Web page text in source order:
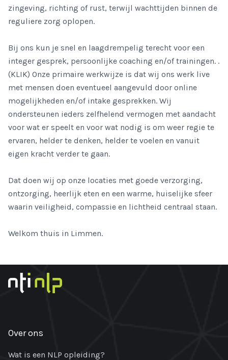
zingeving, richting of rust, terwijl wachttijden binnen de
reguliere zorg oplopen.
Bij ons kun je snel en laagdrempelig terecht voor een
integer gesprek, persoonlijke coaching en/of trainingen. .
(KLIK) Onze primaire werkwijze is dat wij ons werk live
met mensen doen eventueel aangevuld door online
mogelijkheden en/of intake gesprekken. Wij
ondersteunen ieders zelfhelend vermogen met aandacht
voor wat er speelt en voor wat nodig is om weer regie te
ervaren, helder te denken, helder te voelen en vanuit
eigen kracht verder te gaan.
Dat doen wij op onze locaties met goede verzorging,
ontzorging, heerlijk eten en een warme, huiselijke sfeer
waarin veiligheid, compassie en lichtheid centraal staan.
Welkom thuis in Limmen.
Over ons
Wat is een NLP opleiding?